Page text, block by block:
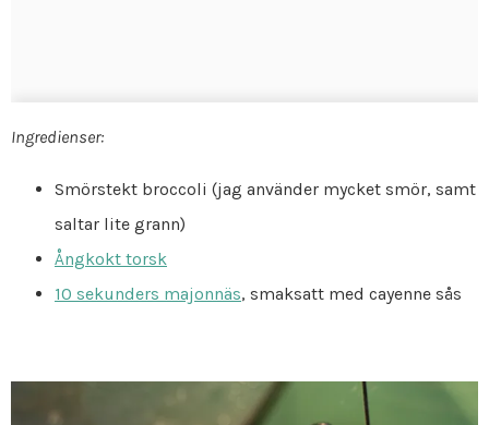
Ingredienser:
Smörstekt broccoli (jag använder mycket smör, samt
saltar lite grann)
Ångkokt torsk
10 sekunders majonnäs, smaksatt med cayenne sås